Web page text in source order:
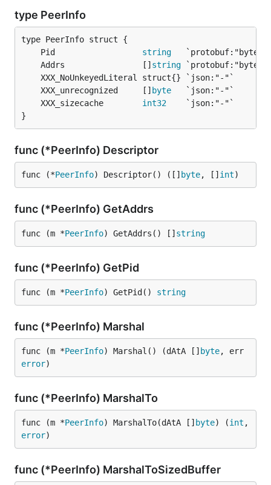
type PeerInfo
	Pid
string
	Addrs                []
string
	XXX_unrecognized     []
byte
	XXX_sizecache
int32
}
func (*PeerInfo) Descriptor
func (*PeerInfo) Descriptor() ([] byte, [] int)
func (*PeerInfo) GetAddrs
func (m *PeerInfo) GetAddrs() [] string
func (*PeerInfo) GetPid
func (m *PeerInfo) GetPid() string
func (*PeerInfo) Marshal
func (m *PeerInfo) Marshal() (dAtA [] byte
error)
func (*PeerInfo) MarshalTo
func (m *PeerInfo) MarshalTo(dAtA [] byte) (int
error)
func (*PeerInfo) MarshalToSizedBuffer